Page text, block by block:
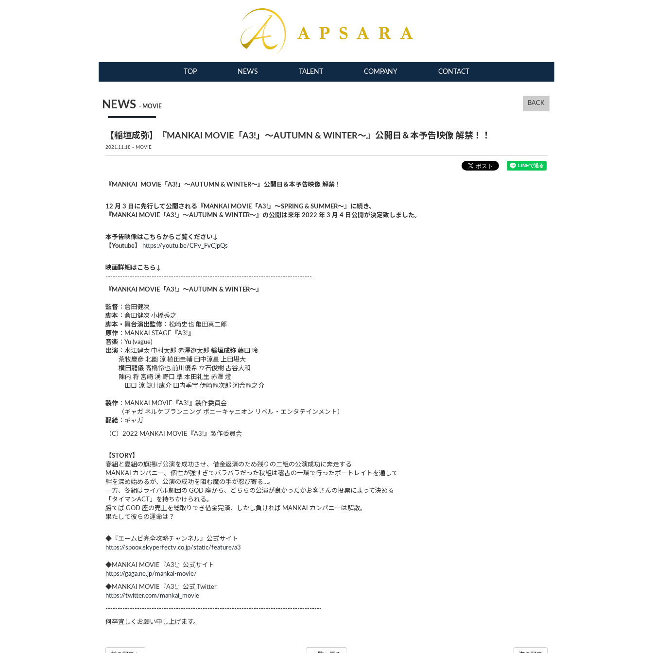
TOP NEWS TALENT COMPANY CONTACT
NEWS - MOVIE BACK
【稲垣成弥】『MANKAI MOVIE「A3!」～AUTUMN & WINTER～』公開日＆本予告映像 解禁！！
2021.11.18 MOVIE
『MANKAI MOVIE「A3!」～AUTUMN & WINTER～』公開日＆本予告映像 解禁！
12 月 3 日に先行して公開される『MANKAI MOVIE「A3!」～SPRING & SUMMER～』に続き、
『MANKAI MOVIE「A3!」～AUTUMN & WINTER～』の公開は来年 2022 年 3 月 4 日公開が決定致しました。
本予告映像はこちらからご覧ください↓
【Youtube】
https://youtu.be/CPv_FvCjpQs
映画詳細はこちら↓
-------------------------------------------------------------------------------------
『MANKAI MOVIE「A3!」～AUTUMN & WINTER～』
監督 ：倉田健次
脚本 ：倉田健次 小橋秀之
脚本・舞台演出監修 ：松崎史也 亀田真二郎
原作 ：MANKAI STAGE『A3!』
音楽 ：Yu (vague)
出演 ：水江建太 中村太郎 赤澤遼太郎 稲垣成弥 藤田 玲
荒牧慶彦 北園 涼 植田圭輔 田中涼星 上田堪大
横田龍儀 高橋怜也 前川優希 立石俊樹 古谷大和
陳内 将 宮崎 湧 野口 準 本田礼生 赤澤 燈
田口 涼 鯨井康介 田内季宇 伊崎龍次郎 河合龍之介
製作 ：MANKAI MOVIE『A3!』製作委員会
（ギャガ ネルケプランニング ポニーキャニオン リベル・エンタテインメント）
配給 ：ギャガ
（C）2022 MANKAI MOVIE『A3!』製作委員会
【STORY】
春組と夏組の旗揚げ公演を成功させ、借金返済のため残りの二組の公演成功に奔走する
MANKAI カンパニー。個性が強すぎてバラバラだった秋組は稽古の一環で行ったポートレイトを通して
絆を深め始めるが、公演の成功を阻む魔の手が忍び寄る…。
一方、冬組はライバル劇団の GOD 座から、どちらの公演が良かったかお客さんの投票によって決める
「タイマンACT」を持ちかけられる。
勝てば GOD 座の売上を総取りでき借金完済、しかし負ければ MANKAI カンパニーは解散。
果たして彼らの運命は？
◆『エームビ完全攻略チャンネル』公式サイト
https://spoox.skyperfectv.co.jp/static/feature/a3
◆MANKAI MOVIE『A3!』公式サイト
https://gaga.ne.jp/mankai-movie/
◆MANKAI MOVIE『A3!』公式 Twitter
https://twitter.com/mankai_movie
-----------------------------------------------------------------------------------------
何卒宜しくお願い申し上げます。